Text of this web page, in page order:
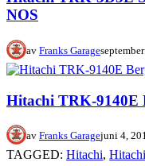
NOS
av Franks Garage
Hitachi TRK-9140E
av Franks Garagejuni 4,
TAGGED: Hitachi,